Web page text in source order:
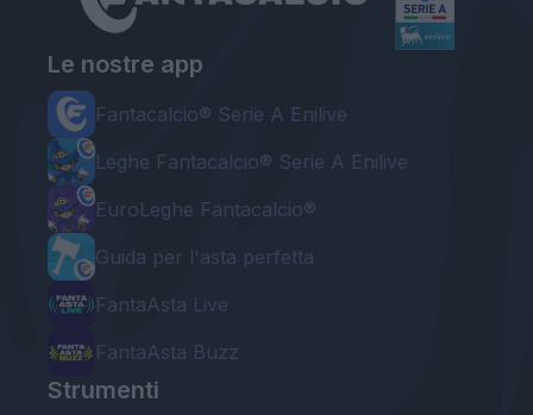
Le nostre app
Fantacalcio® Serie A Enilive
Leghe Fantacalcio® Serie A Enilive
EuroLeghe Fantacalcio®
Guida per l'asta perfetta
FantaAsta Live
FantaAsta Buzz
Strumenti